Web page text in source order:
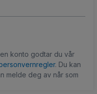
konto godtar du vår
. Du kan
melde deg av når som